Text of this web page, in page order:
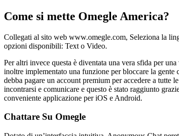
Come si mette Omegle America?
Collegati al sito web www.omegle.com, Seleziona la
opzioni disponibili: Text o Video.
Per altri invece questa è diventata una vera sfida per
inoltre implementato una funzione per bloccare la
debba pagare un account premium per accedere a
incontrarsi e comunicare e questo è stato raggiunto
conveniente applicazione per iOS e Android.
Chattare Su Omegle